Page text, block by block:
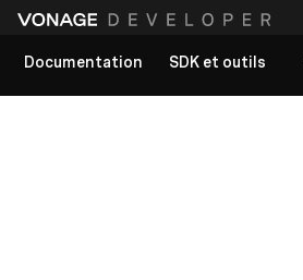
Documentation
SDK et outils